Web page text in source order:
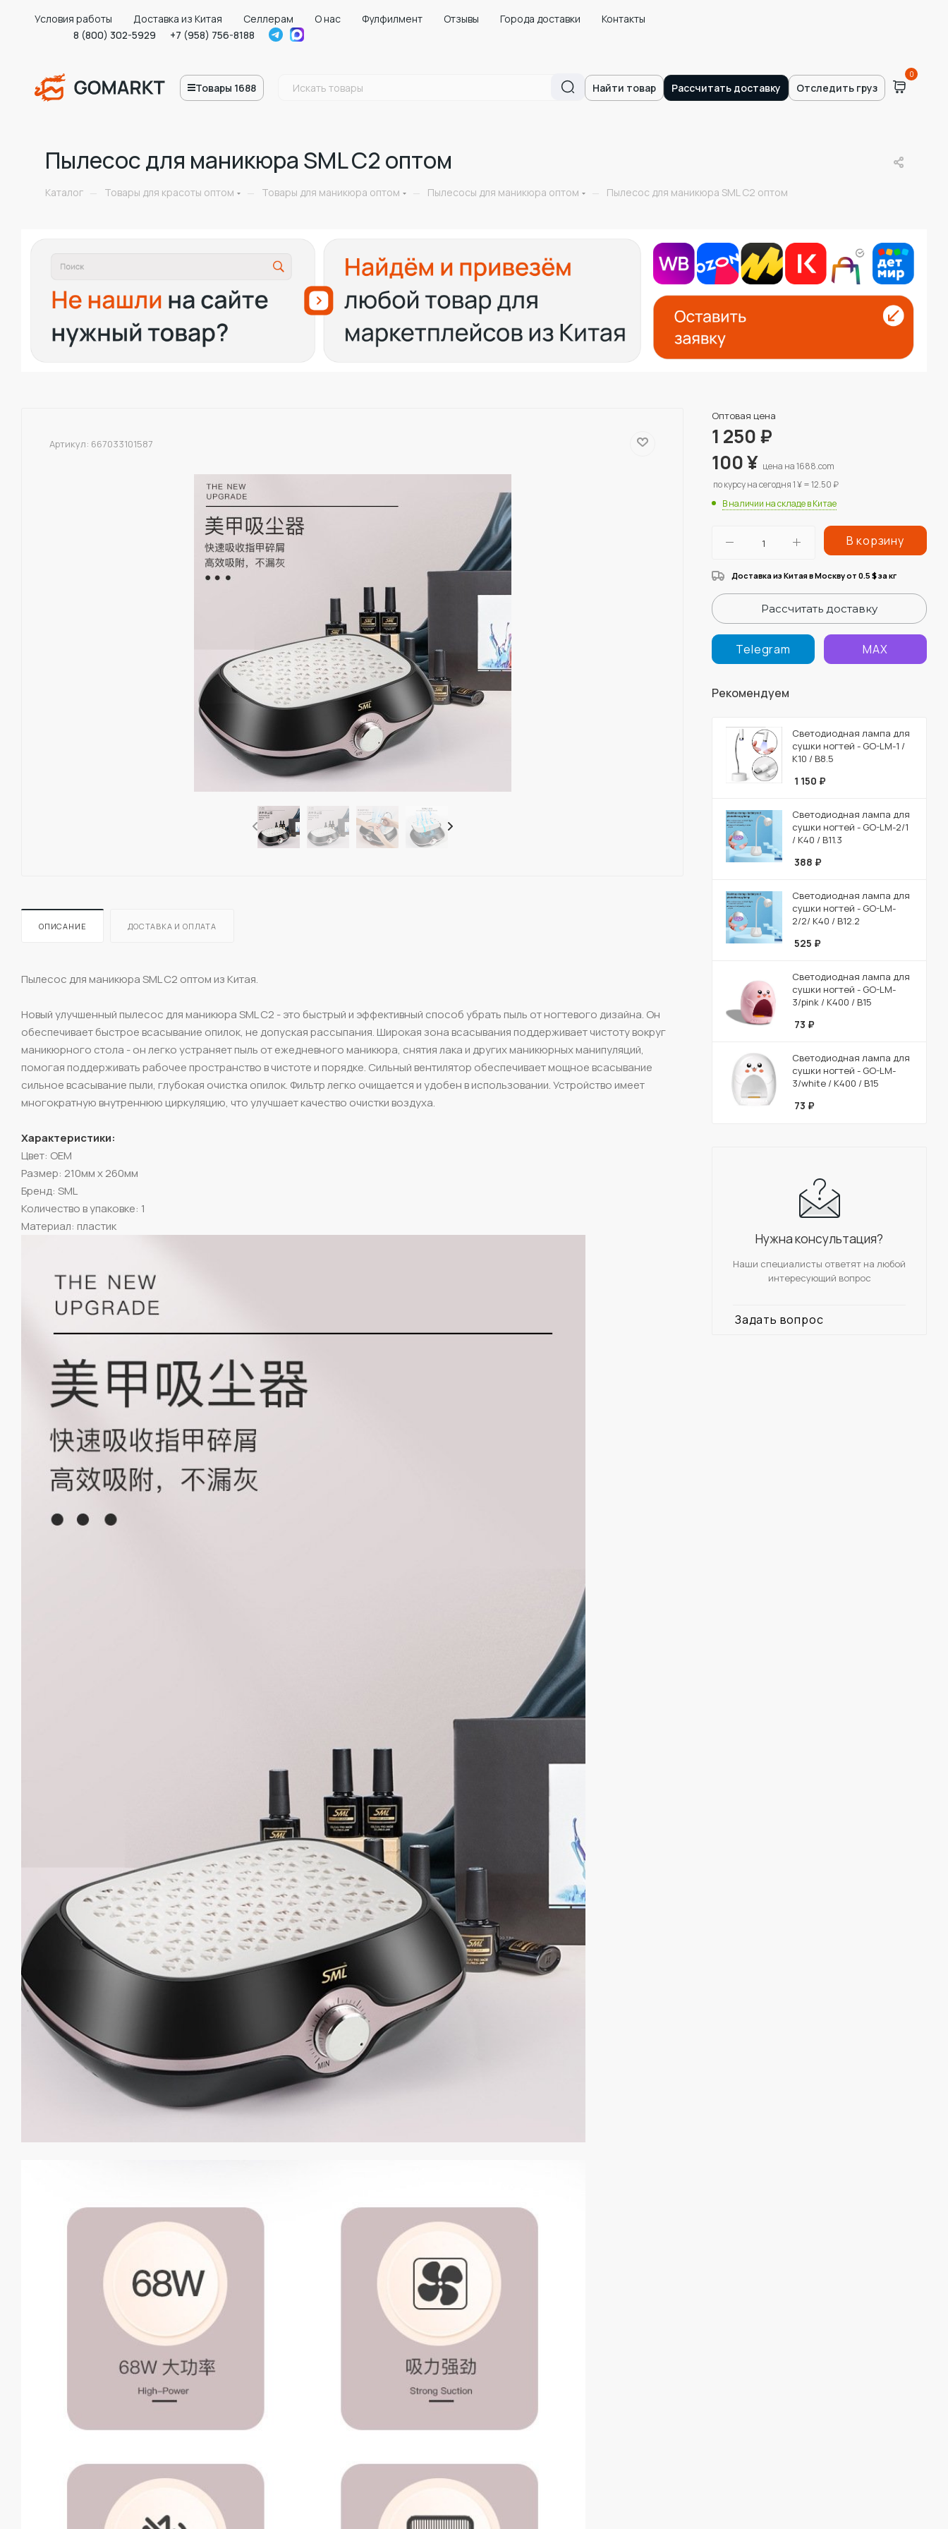
Условия работы Доставка из Китая Селлерам О нас Фулфилмент Отзывы Города доставки
Контакты
8 (800) 302-5929
+7 (958) 756-8188
Товары 1688 Найти товар Рассчитать доставку Отследить груз
0
Пылесос для маникюра SML C2 оптом
Каталог — Товары для красоты оптом — Товары для маникюра оптом — Пылесосы для маникюра оптом — Пылесос для маникюра SML C2 оптом
Артикул: 667033101587
ОПИСАНИЕ ДОСТАВКА И ОПЛАТА
Пылесос для маникюра SML C2 оптом из Китая.
Новый улучшенный пылесос для маникюра SML C2 - это быстрый и эффективный способ убрать пыль от ногтевого дизайна. Он
обеспечивает быстрое всасывание опилок, не допуская рассыпания. Широкая зона всасывания поддерживает чистоту вокруг
маникюрного стола - он легко устраняет пыль от ежедневного маникюра, снятия лака и других маникюрных манипуляций,
помогая поддерживать рабочее пространство в чистоте и порядке. Сильный вентилятор обеспечивает мощное всасывание
сильное всасывание пыли, глубокая очистка опилок. Фильтр легко очищается и удобен в использовании. Устройство имеет
многократную внутреннюю циркуляцию, что улучшает качество очистки воздуха.
Характеристики:
Цвет: OEM
Размер: 210мм х 260мм
Бренд: SML
Количество в упаковке: 1
Материал: пластик
Оптовая цена
1 250₽
100¥ цена на 1688.com
по курсу на сегодня 1 ¥ = 12.50 ₽
В наличии на складе в Китае
В корзину
Доставка из Китая в Москву от 0.5 $за кг
Рассчитать доставку
Telegram MAX
Рекомендуем
Светодиодная лампа для
сушки ногтей - GO-LM-1 /
К10 / В8.5
1 150 ₽
Светодиодная лампа для
сушки ногтей - GO-LM-2/1
/ К40 / В11.3
388 ₽
Светодиодная лампа для
сушки ногтей - GO-LM-
2/2/ К40 / В12.2
525 ₽
Светодиодная лампа для
сушки ногтей - GO-LM-
3/pink / К400 / В15
73 ₽
Светодиодная лампа для
сушки ногтей - GO-LM-
3/white / К400 / В15
73 ₽
Нужна консультация?
Наши специалисты ответят на любой
интересующий вопрос
Задать вопрос